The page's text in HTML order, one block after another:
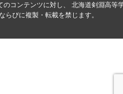
のコンテンツに対し、 北海道剣淵高等
らびに複製・転載を禁じます。